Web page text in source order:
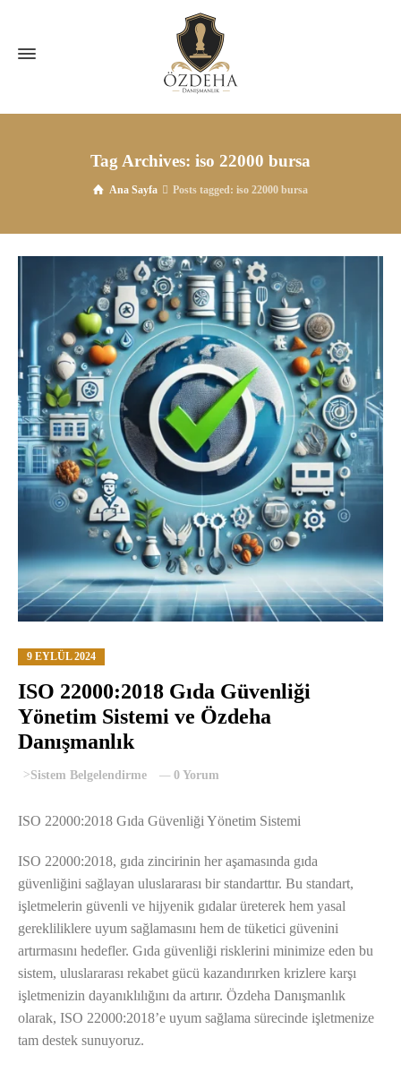
Tag Archives: iso 22000 bursa
Ana Sayfa Posts tagged: iso 22000 bursa
9 EYLÜL 2024
ISO 22000:2018 Gıda Güvenliği
Yönetim Sistemi ve Özdeha
Danışmanlık
>Sistem Belgelendirme 0 Yorum
ISO 22000:2018 Gıda Güvenliği Yönetim Sistemi
ISO 22000:2018, gıda zincirinin her aşamasında gıda
güvenliğini sağlayan uluslararası bir standarttır. Bu standart,
işletmelerin güvenli ve hijyenik gıdalar üreterek hem yasal
gerekliliklere uyum sağlamasını hem de tüketici güvenini
artırmasını hedefler. Gıda güvenliği risklerini minimize eden bu
sistem, uluslararası rekabet gücü kazandırırken krizlere karşı
işletmenizin dayanıklılığını da artırır. Özdeha Danışmanlık
olarak, ISO 22000:2018’e uyum sağlama sürecinde işletmenize
tam destek sunuyoruz.